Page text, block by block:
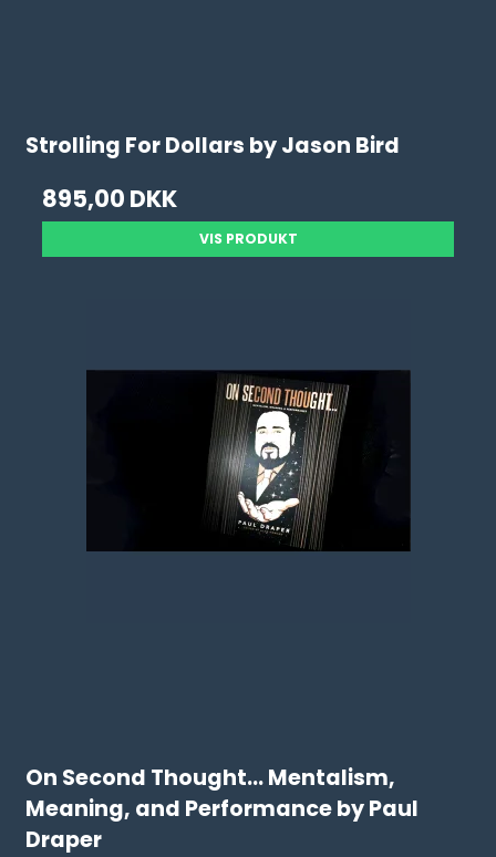
Strolling For Dollars by Jason Bird
895,00 DKK
VIS PRODUKT
On Second Thought... Mentalism,
Meaning, and Performance by Paul
Draper